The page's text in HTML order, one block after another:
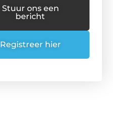
Stuur ons een
bericht
Registreer hier